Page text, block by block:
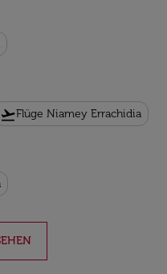
flight_takeoffFlüge Niamey Errachidia